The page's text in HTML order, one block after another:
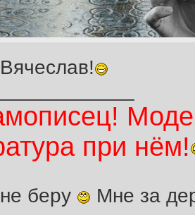
при нём!
беру Мне за